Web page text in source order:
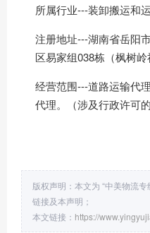
所属行业---装卸搬运和
注册地址---湖南省岳阳
区易家组038栋（枫树岭
经营范围---道路运输代
代理。（涉及行政许可
版权声明：本文为 “中美物流
链接及本声明；
本文链接： https://